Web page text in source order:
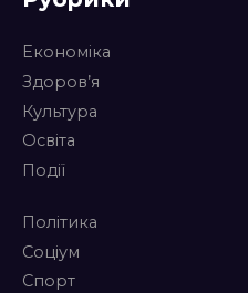
Економіка
Здоров’я
Культура
Освіта
Події
Політика
Соціум
Спорт